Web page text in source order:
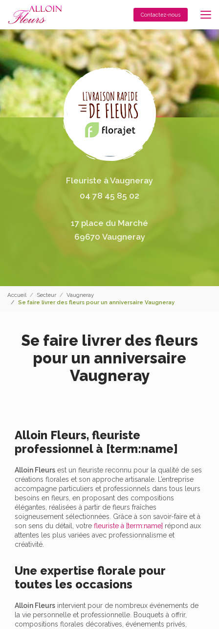
contenu
principal
Contactez-nous
Fleuriste à Vaugneray
04 78 45 85 02
17 place du Marché
69670 Vaugneray
Accueil Secteur
Vaugneray
Se faire livrer des fleurs pour un anniversaire Vaugneray
Se faire livrer des fleurs
pour un anniversaire
Vaugneray
Alloin Fleurs, fleuriste
professionnel à [term:name]
Alloin Fleurs est un fleuriste reconnu pour la qualité de ses
créations florales et son approche artisanale. L’entreprise
accompagne particuliers et professionnels dans tous leurs
besoins en fleurs, en proposant des compositions
élégantes, réalisées à partir de fleurs fraîches
soigneusement sélectionnées. Grâce à son savoir-faire et à
son sens du détail, votre fleuriste à [term:name] répond aux
attentes les plus variées avec professionnalisme et
créativité.
Une expertise florale pour
toutes les occasions
Alloin Fleurs intervient pour de nombreux événements de
la vie personnelle et professionnelle. Bouquets à offrir,
compositions florales décoratives, événements privés,